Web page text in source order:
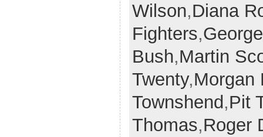
Wilson,Diana
Fighters,
Bush,Martin
Twenty,Morgan
Townshend ,Pit
Thomas,Roger